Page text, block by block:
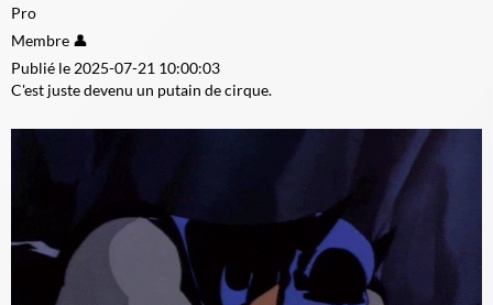
Pro
Membre 👤
Publié le 2025-07-21 10:00:03
C'est juste devenu un putain de cirque.